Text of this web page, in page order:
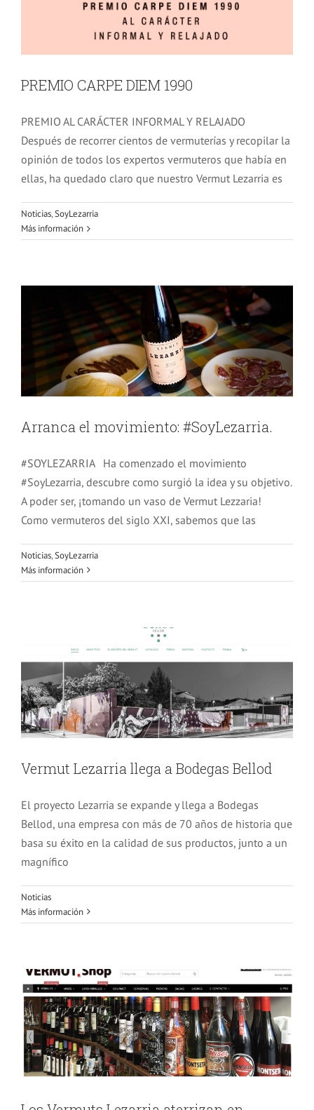
PREMIO CARPE DIEM 1990
PREMIO AL CARÁCTER INFORMAL Y RELAJADO
Después de recorrer cientos de vermuterías y recopilar la
opinión de todos los expertos vermuteros que había en
ellas, ha quedado claro que nuestro Vermut Lezarria es
Noticias,SoyLezarria
Más información
Arranca el movimiento: #SoyLezarria.
Arranca el movimiento: #SoyLezarria.
#SOYLEZARRIA Ha comenzado el movimiento
#SoyLezarria, descubre como surgió la idea y su objetivo.
A poder ser, ¡tomando un vaso de Vermut Lezzaria!
Como vermuteros del siglo XXI, sabemos que las
Noticias,SoyLezarria
Más información
Vermut Lezarria llega a Bodegas Bellod
Vermut Lezarria llega a Bodegas Bellod
El proyecto Lezarria se expande y llega a Bodegas
Bellod, una empresa con más de 70 años de historia que
basa su éxito en la calidad de sus productos, junto a un
magnífico
Noticias
Más informaciónLos Vermuts Lezarria aterrizan en